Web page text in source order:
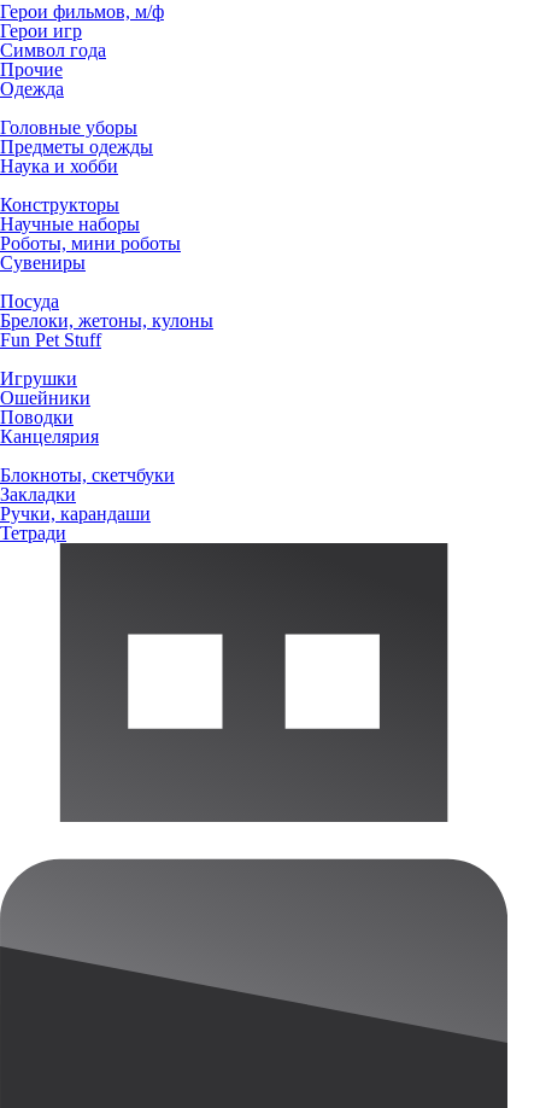
Герои фильмов, м/ф
Герои игр
Символ года
Прочие
Одежда
Головные уборы
Предметы одежды
Наука и хобби
Конструкторы
Научные наборы
Роботы, мини роботы
Сувениры
Посуда
Брелоки, жетоны, кулоны
Fun Pet Stuff
Игрушки
Ошейники
Поводки
Канцелярия
Блокноты, скетчбуки
Закладки
Ручки, карандаши
Тетради